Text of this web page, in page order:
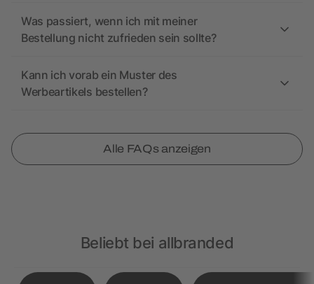
Was passiert, wenn ich mit meiner
Bestellung nicht zufrieden sein sollte?
Kann ich vorab ein Muster des
Werbeartikels bestellen?
Alle FAQs anzeigen
Beliebt bei allbranded